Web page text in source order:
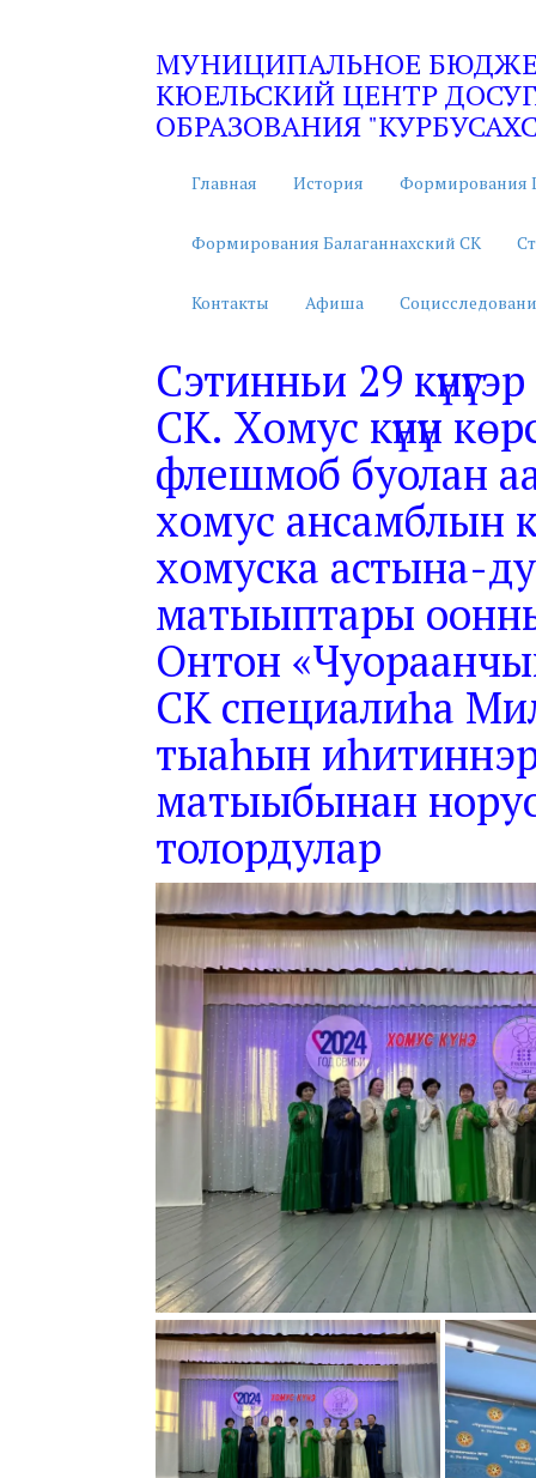
МУНИЦИПАЛЬНОЕ
КЮЕЛЬСКИЙ ЦЕНТР
ОБРАЗОВАНИЯ
Главная История Формирования
Формирования Балаганнахский СК
Контакты Афиша
Сэтинньи 29
СК. Хомус күнүн
флешмоб буолан
хомус ансамблын
хомуска астына-
матыыптары
Онтон
СК специалиһа
тыаһын
матыыбынан
толордулар